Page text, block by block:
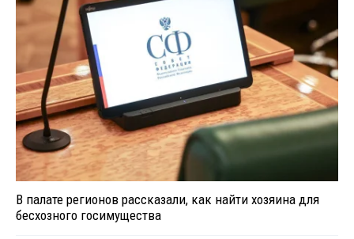
В палате регионов рассказали, как найти хозяина для
бесхозного госимущества